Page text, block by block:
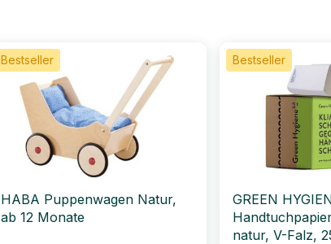
Bestseller
HABA Puppenwagen Natur,
ab 12 Monate
Bestseller
GREEN
natur, V-Falz,